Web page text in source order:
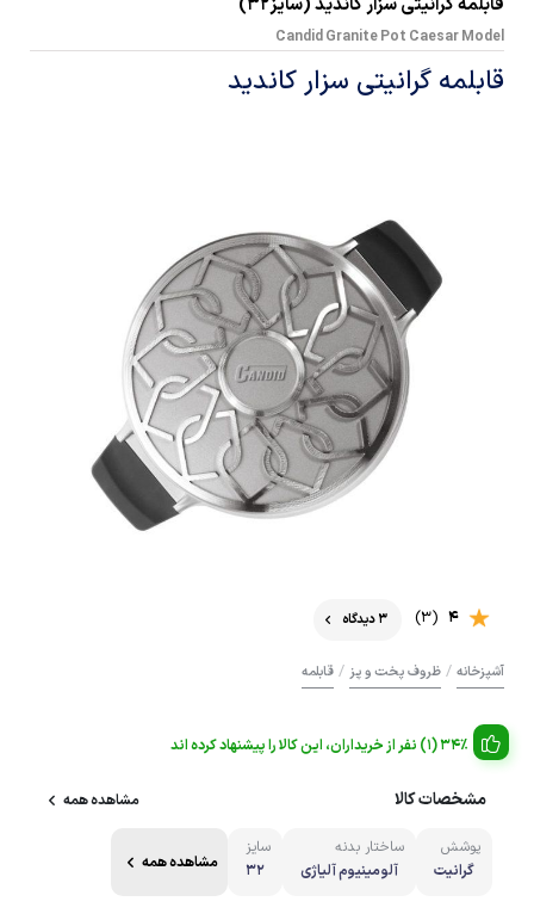
Candid Granite Pot Caesar Model
قابلمه گرانیتی سزار کاندید
4
(3) 3 دیدگاه
آشپزخانه / ظروف پخت و پز / قابلمه
34% (1) نفر از خریداران، این کالا را پیشنهاد کرده اند
مشخصات کالا مشاهده همه
پوشش
گرانیت
ساختار بدنه
آلومینیوم آلیاژی
سایز
32
مشاهده همه